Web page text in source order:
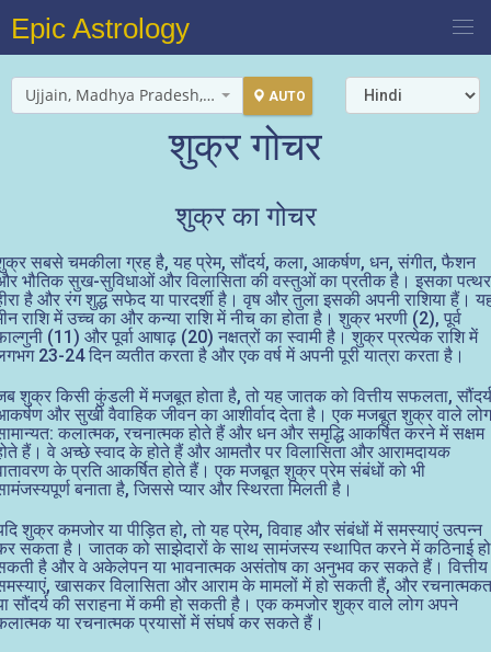
Epic Astrology
Ujjain, Madhya Pradesh, India AUTO
शुक्र गोचर
शुक्र का गोचर
सबसे चमकीला ग्रह है, यह प्रेम, सौंदर्य, कला, आकर्षण, धन, संगीत, फैशन
भौतिक सुख-सुविधाओं और विलासिता की वस्तुओं का प्रतीक है। इसका पत्थर
है और रंग शुद्ध सफेद या पारदर्शी है। वृष और तुला इसकी अपनी राशिया हैं।
राशि में उच्च का और कन्या राशि में नीच का होता है। शुक्र भरणी (2), पूर्व
(11) और पूर्वा आषाढ़ (20) नक्षत्रों का स्वामी है। शुक्र प्रत्येक राशि में
23-24 दिन व्यतीत करता है और एक वर्ष में अपनी पूरी यात्रा करता है।
शुक्र किसी कुंडली में मजबूत होता है, तो यह जातक को वित्तीय सफलता,
और सुखी वैवाहिक जीवन का आशीर्वाद देता है। एक मजबूत शुक्र वाले लोग
कलात्मक, रचनात्मक होते हैं और धन और समृद्धि आकर्षित करने में सक्षम
हैं। वे अच्छे स्वाद के होते हैं और आमतौर पर विलासिता और आरामदायक
के प्रति आकर्षित होते हैं। एक मजबूत शुक्र प्रेम संबंधों को भी
बनाता है, जिससे प्यार और स्थिरता मिलती है।
शुक्र कमजोर या पीड़ित हो, तो यह प्रेम, विवाह और संबंधों में समस्याएं उत्पन्न
सकता है। जातक को साझेदारों के साथ सामंजस्य स्थापित करने में कठिनाई हो
है और वे अकेलेपन या भावनात्मक असंतोष का अनुभव कर सकते हैं। वित्तीय
खासकर विलासिता और आराम के मामलों में हो सकती हैं, और
सौंदर्य की सराहना में कमी हो सकती है। एक कमजोर शुक्र वाले लोग अपने
या रचनात्मक प्रयासों में संघर्ष कर सकते हैं।